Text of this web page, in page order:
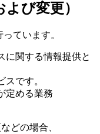
び変更）
ています。
に関する情報提供と
です。
定める業務
どの場合、